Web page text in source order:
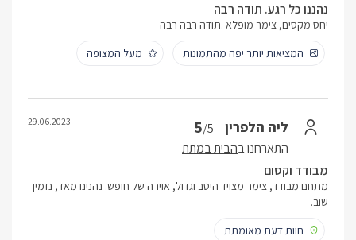
נהננו כל רגע. תודה רבה
יחס מקסים, צימר מופלא .תודה רבה רבה
המציאות יותר יפה מהתמונות
מעל המצופה
ליה הלפרין 5/5
התארחנו בהבית במתת
29.06.2023
מבודד וקסום
מתחם מבודד, צימר מצויד היטב וגדול, אוירה של חופש. נהנינו מאד, נזמין
שוב.
חוות דעת מאומתת